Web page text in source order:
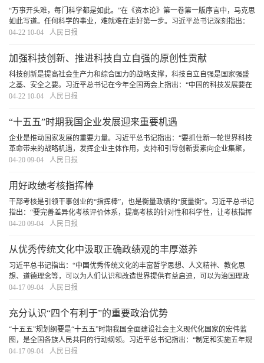
“万事开头难，每门科学都是如此。”在《资本论》第一卷第一版序言中，马克思
如此写道。任何科学的事业，难就难在走好第一步。习近平总书记深刻指出：
“第一步走错了就不行。如果抱着当官谋利的想法，那做的一切事情都不会对。”
04-22 10-04 人民日报
加强科技创新、推进科技自立自强的原创性贡献
科技创新是提高社会生产力和综合国力的战略支撑，科技自立自强是国家强盛
之基、安全之要。习近平总书记在今年全国两会上指出：“中国的科技发展要在
国际上开展合作的同时，坚持独立自主、自立自强，更好承担起我们的历史责
04-22 10-04 人民日报
“十五五”时期我国企业发展迎来重要机遇
企业是推动国家发展的重要力量。习近平总书记指出：“要抓住新一轮世界科技
革命带来的战略机遇，发挥企业主体作用，支持和引导创新要素向企业集聚，
不断增强企业创新动力、创新活力、创新实力。”“十五五”规划纲要确定了未来
04-20 09-04 人民日报
用好政绩考核指挥棒
干部考核是引领干事创业的“指挥棒”，也是衡量政绩的“度量衡”。习近平总书记
指出：“要完善差异化考核评价体系，提高考核的针对性和科学性，让考核指挥
棒真正管用。”引导广大党员干部树立和践行正确政绩观，创造造福人民、群众
04-20 09-04 人民日报
从优秀传统文化中汲取正确政绩观的丰厚滋养
习近平总书记指出：“中国优秀传统文化的丰富哲学思想、人文精神、教化思
想、道德理念等，可以为人们认识和改造世界提供有益启迪，可以为治国理政
提供有益启示”。我们要坚持古为今用、推陈出新，结合实际，不断从中华优秀
04-17 09-04 人民日报
充分认识“四个有利于”的重要政治优势
“十五五”规划纲要是“十五五”时期我国全面建设社会主义现代化国家的宏伟蓝
图，是全国各族人民共同的行动纲领。习近平总书记指出：“制定和实施五年规
划是我们党治国理政一条重要经验，是中国特色社会主义制度一个重要政治优
04-17 09-04 人民日报